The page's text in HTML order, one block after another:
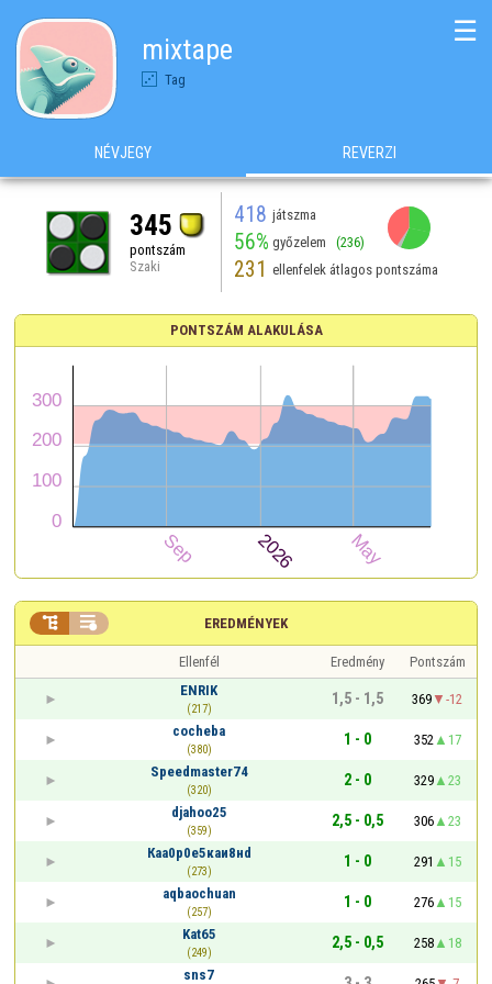
mixtape
Tag
☰
NÉVJEGY REVERZI
345
pontszám
Szaki
418 játszma
56% győzelem (236)
231 ellenfelek átlagos pontszáma
PONTSZÁM ALAKULÁSA
EREDMÉNYEK
 
Ellenfél Eredmény
Pontszám
ENRIK
(217)
1,5 - 1,5 369
-12
cocheba
(380)
1 - 0 352
17
Speedmaster74
(320)
2 - 0 329
23
djahoo25
(359)
2,5 - 0,5 306
23
Кaа0р0е5кaи8нd
(273)
1 - 0 291
15
aqbaochuan
(257)
1 - 0 276
15
Kat65
(249)
2,5 - 0,5 258
18
sns7